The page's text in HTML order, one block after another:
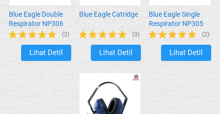
Blue Eagle Double
Respirator NP306
(2)
`Lihat Detil
Blue Eagle Catridge
(3)
`Lihat Detil
Blue Eagle Single
Respirator NP305
(2)
`Lihat Detil